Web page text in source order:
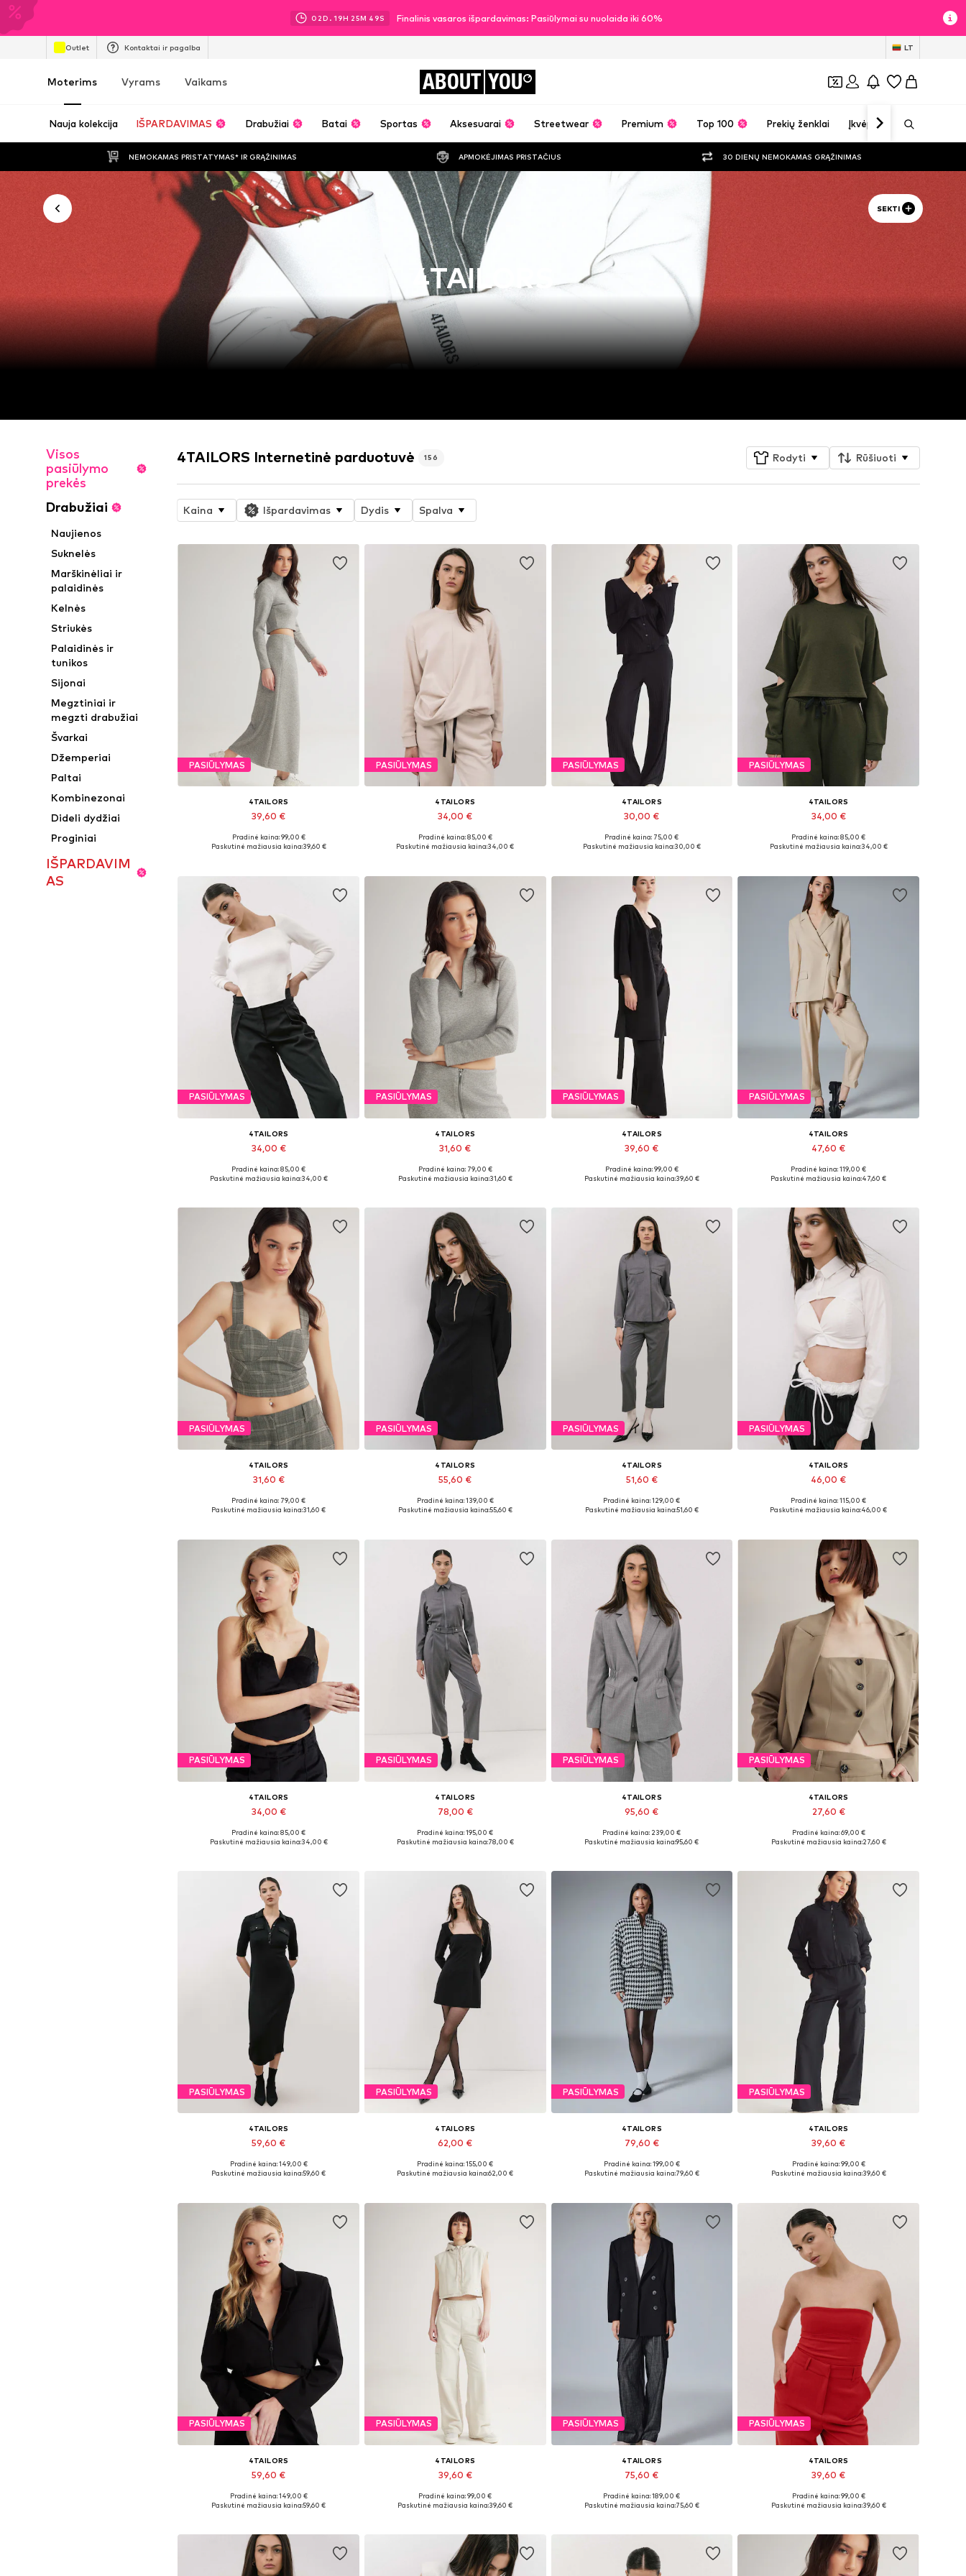
02D. 19H 25M 47S Finalinis vasaros išpardavimas: Pasiūlymai su nuolaida iki 60%
Outlet Kontaktai ir pagalba LT
Moterims Vyrams Vaikams ABOUT YOU
Nauja kolekcija IŠPARDAVIMAS Drabužiai Batai Sportas Aksesuarai Streetwear Premium Top 100 Prekių ženklai Įkvėpimas
NEMOKAMAS PRISTATYMAS* IR GRĄŽINIMAS APMOKĖJIMAS PRISTAČIUS 30 DIENŲ NEMOKAMAS GRĄŽINIMAS
SEKTI
4TAILORS
Visos
pasiūlymo
prekės
Drabužiai
Naujienos
Suknelės
Marškinėliai ir
palaidinės
Kelnės
Striukės
Palaidinės ir
tunikos
Sijonai
Megztiniai ir
megzti drabužiai
Švarkai
Džemperiai
Paltai
Kombinezonai
Dideli dydžiai
Proginiai
IŠPARDAVIM
AS
4TAILORS Internetinė parduotuvė 156 Rodyti Rūšiuoti
Kaina Išpardavimas Dydis Spalva
PASIŪLYMAS
4TAILORS
39,60 €
Galimi dydžiai: 34, 36, 38, 40
Pradinė kaina: 99,00 €
Paskutinė mažiausia kaina:39,60 €
PASIŪLYMAS
4TAILORS
34,00 €
Galimi dydžiai: S, M, L
Pradinė kaina: 85,00 €
Paskutinė mažiausia kaina:34,00 €
PASIŪLYMAS
4TAILORS
30,00 €
Galimi dydžiai: 34, 36, 38, 40
Pradinė kaina: 75,00 €
Paskutinė mažiausia kaina:30,00 €
PASIŪLYMAS
4TAILORS
34,00 €
Galimi dydžiai: S, M, L
Pradinė kaina: 85,00 €
Paskutinė mažiausia kaina:34,00 €
PASIŪLYMAS
4TAILORS
34,00 €
Galimi dydžiai: XS, S, M, L
Pradinė kaina: 85,00 €
Paskutinė mažiausia kaina:34,00 €
PASIŪLYMAS
4TAILORS
31,60 €
Galimi dydžiai: XS, S, M
Pradinė kaina: 79,00 €
Paskutinė mažiausia kaina:31,60 €
PASIŪLYMAS
4TAILORS
39,60 €
Galimi dydžiai: ONE SIZE
Pradinė kaina: 99,00 €
Paskutinė mažiausia kaina:39,60 €
PASIŪLYMAS
4TAILORS
47,60 €
Galimi dydžiai: 36, 38, 40
Pradinė kaina: 119,00 €
Paskutinė mažiausia kaina:47,60 €
PASIŪLYMAS
4TAILORS
31,60 €
Galimi dydžiai: XS, S, M
Pradinė kaina: 79,00 €
Paskutinė mažiausia kaina:31,60 €
PASIŪLYMAS
4TAILORS
55,60 €
Galimi dydžiai: 36, 38, 40
Pradinė kaina: 139,00 €
Paskutinė mažiausia kaina:55,60 €
PASIŪLYMAS
4TAILORS
51,60 €
Galimi dydžiai: 36, 38, 40
Pradinė kaina: 129,00 €
Paskutinė mažiausia kaina:51,60 €
PASIŪLYMAS
4TAILORS
46,00 €
Galimi dydžiai: S, M
Pradinė kaina: 115,00 €
Paskutinė mažiausia kaina:46,00 €
PASIŪLYMAS
4TAILORS
34,00 €
Galimi dydžiai: XS, S, M
Pradinė kaina: 85,00 €
Paskutinė mažiausia kaina:34,00 €
PASIŪLYMAS
4TAILORS
78,00 €
Galimi dydžiai: S, M
Pradinė kaina: 195,00 €
Paskutinė mažiausia kaina:78,00 €
PASIŪLYMAS
4TAILORS
95,60 €
Galimi dydžiai: 36, 38, 40
Pradinė kaina: 239,00 €
Paskutinė mažiausia kaina:95,60 €
PASIŪLYMAS
4TAILORS
27,60 €
Galimi dydžiai: XS-S, S, S-M
Pradinė kaina: 69,00 €
Paskutinė mažiausia kaina:27,60 €
PASIŪLYMAS
4TAILORS
59,60 €
Galimi dydžiai: 36, 38, 40
Pradinė kaina: 149,00 €
Paskutinė mažiausia kaina:59,60 €
PASIŪLYMAS
4TAILORS
62,00 €
Galimi dydžiai: 36, 38, 40
Pradinė kaina: 155,00 €
Paskutinė mažiausia kaina:62,00 €
PASIŪLYMAS
4TAILORS
79,60 €
Galimi dydžiai: XS-S, S, S-M
Pradinė kaina: 199,00 €
Paskutinė mažiausia kaina:79,60 €
PASIŪLYMAS
4TAILORS
39,60 €
Galimi dydžiai: 40, 42, 44, 46
Pradinė kaina: 99,00 €
Paskutinė mažiausia kaina:39,60 €
PASIŪLYMAS
4TAILORS
59,60 €
Galimi dydžiai: 36, 38
Pradinė kaina: 149,00 €
Paskutinė mažiausia kaina:59,60 €
PASIŪLYMAS
4TAILORS
39,60 €
Galimi dydžiai: 40, 42, 44
Pradinė kaina: 99,00 €
Paskutinė mažiausia kaina:39,60 €
PASIŪLYMAS
4TAILORS
75,60 €
Galimi dydžiai: 36, 38
Pradinė kaina: 189,00 €
Paskutinė mažiausia kaina:75,60 €
PASIŪLYMAS
4TAILORS
39,60 €
Galimi dydžiai: L, XL, XXL, XXXL
Pradinė kaina: 99,00 €
Paskutinė mažiausia kaina:39,60 €